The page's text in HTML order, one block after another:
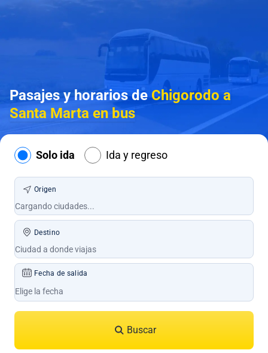
Pasajes y horarios deChigorodo a
Santa Marta en bus
Solo ida Ida y regreso
Origen
Destino
Fecha de salida
Buscar